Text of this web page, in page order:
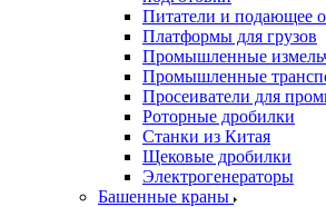
Питатели и подающее
Платформы для грузов
Промышленные
Промышленные
Просеиватели для
Роторные дробилки
Станки из Китая
Щековые дробилки
Электрогенераторы
Башенные краны